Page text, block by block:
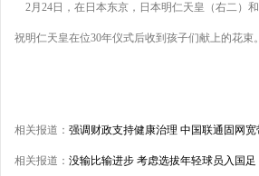
2月24日，在日本东京，日本明仁天皇（右二）
祝明仁天皇在位30年仪式后收到孩子们献上的花束
相关报道： 强调财政支持健康治理 中国联通固网
相关报道： 没输比输进步 考虑选拔年轻球员入国足